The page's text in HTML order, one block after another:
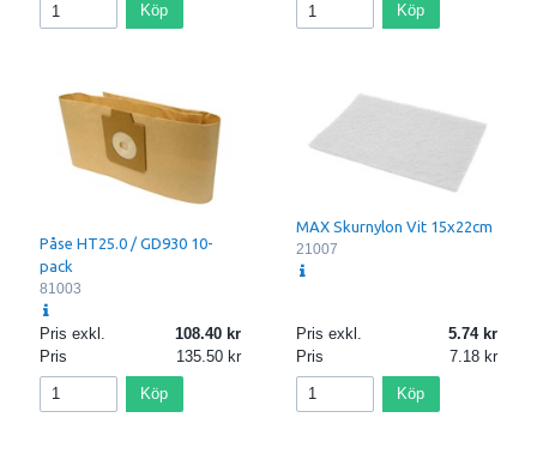
Köp Köp
Påse HT25.0 / GD930 10-
pack
81003
Pris exkl.
108.40
Pris
135.50
Köp
MAX Skurnylon Vit 15x22cm
21007
Pris exkl.
5.74
Pris
7.18
Köp